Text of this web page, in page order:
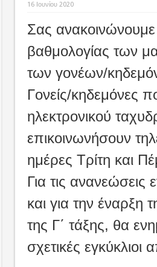
16 Ιουνίου 2020
Σας ανακοινώνουμε
βαθμολογίας των
των γονέων/
Γονείς/κηδεμόνες
ηλεκτρονικού
επικοινωνήσουν
ημέρες Τρίτη και
Για τις
και για την έναρξη
της Γ΄ τάξης, θα
σχετικές